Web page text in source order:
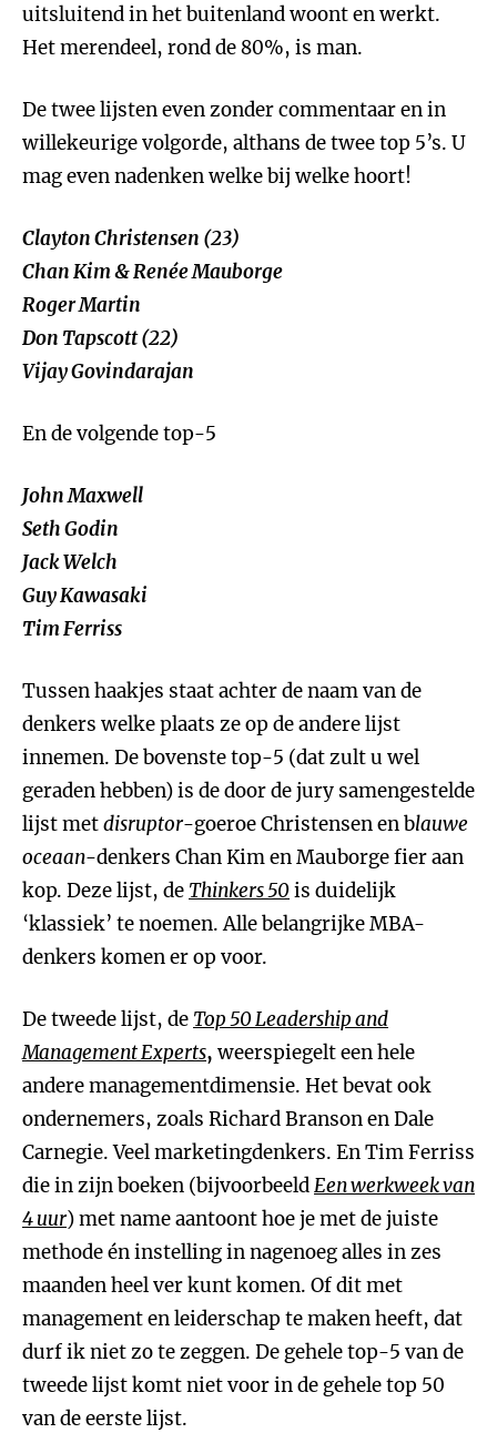
uitsluitend in het buitenland woont en werkt.
Het merendeel, rond de 80%, is man.
De twee lijsten even zonder commentaar en in
willekeurige volgorde, althans de twee top 5’s. U
mag even nadenken welke bij welke hoort!
Clayton Christensen (23)
Chan Kim & Renée Mauborge
Roger Martin
Don Tapscott (22)
Vijay Govindarajan
En de volgende top-5
John Maxwell
Seth Godin
Jack Welch
Guy Kawasaki
Tim Ferriss
Tussen haakjes staat achter de naam van de
denkers welke plaats ze op de andere lijst
innemen. De bovenste top-5 (dat zult u wel
geraden hebben) is de door de jury samengestelde
lijst metdisruptor-goeroe Christensen en blauwe
oceaan-denkers Chan Kim en Mauborge fier aan
kop. Deze lijst, de Thinkers 50is duidelijk
‘klassiek’ te noemen. Alle belangrijke MBA-
denkers komen er op voor.
De tweede lijst, de Top 50 Leadership and
Management Experts, weerspiegelt een hele
andere managementdimensie. Het bevat ook
ondernemers, zoals Richard Branson en Dale
Carnegie. Veel marketingdenkers. En Tim Ferriss
die in zijn boeken (bijvoorbeeldEen werkweek van
4 uur) met name aantoont hoe je met de juiste
methode én instelling in nagenoeg alles in zes
maanden heel ver kunt komen. Of dit met
management en leiderschap te maken heeft, dat
durf ik niet zo te zeggen. De gehele top-5 van de
tweede lijst komt niet voor in de gehele top 50
van de eerste lijst.